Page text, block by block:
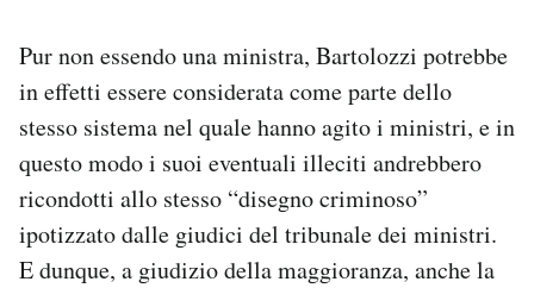
Pur non essendo una ministra, Bartolozzi potrebbe
in effetti essere considerata come parte dello
stesso sistema nel quale hanno agito i ministri, e in
questo modo i suoi eventuali illeciti andrebbero
ricondotti allo stesso “disegno criminoso”
ipotizzato dalle giudici del tribunale dei ministri.
E dunque, a giudizio della maggioranza, anche la